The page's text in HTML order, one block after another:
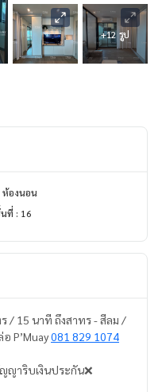
+12 รูป
ห้องนอน
ที่ : 16
ร / 15 นาที ถึงสาทร - สีลม /
P’Muay081 829 1074
ญาริบเงินประกัน❌